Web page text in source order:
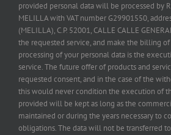
provided personal data will be processed by
MELILLA with VAT number G29901550,
(MELILLA), C.P. 52001, CALLE CALLE
the requested service, and make the billing
processing of your personal data is the
service. The future offer of products and
requested consent, and in the case of the
this would never condition the execution of
provided will be kept as long as the
maintained or during the years necessary to
obligations. The data will not be transferred